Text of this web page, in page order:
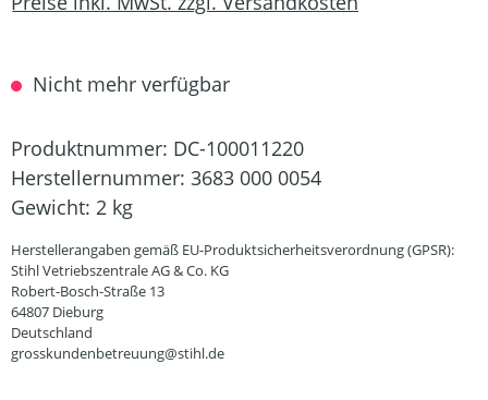
Nicht mehr verfügbar
Produktnummer: DC-100011220
Herstellernummer: 3683 000 0054
Gewicht: 2 kg
Herstellerangaben gemäß EU-Produktsicherheitsverordnung (GPSR):
Stihl Vetriebszentrale AG & Co. KG
Robert-Bosch-Straße 13
64807 Dieburg
Deutschland
grosskundenbetreuung@stihl.de